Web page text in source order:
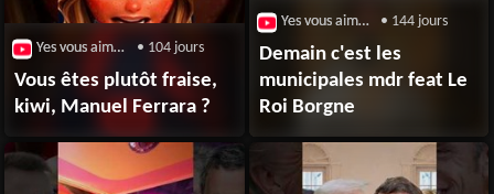
Yes vous aime / Broute • 104 jours
Vous êtes plutôt fraise,
kiwi, Manuel Ferrara ?
Yes vous aime / Broute • 144 jours
Demain c'est les
municipales mdr feat Le
Roi Borgne